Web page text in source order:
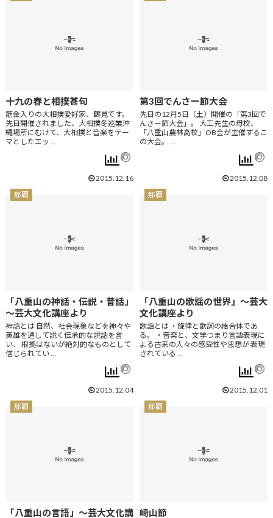
十九の春と相撲甚句
筋金入りの大相撲愛好家、鶴見です。
先日開催されました、大相撲冬巡業沖
縄場所にむけて、大相撲と音楽をテー
マとしたエッ …
2015.12.16
第3回でんさー節大会
先日の12月5日（土）開催の「第3回で
んさー節大会」。 大工先生の母校、
「八重山農林高校」OB会が主催するこ
の大会。 …
2015.12.08
那覇
「八重山の神話・伝説・昔話」
～芸大文化講座より
神話とは 自然、社会現象などを神々や
英雄を通して説く伝承的な説話を言
い、 根拠はないが絶対的なものとして
信じられてい …
2015.12.04
那覇
「八重山の歌謡の世界」～芸大
文化講座より
歌謡とは ・旋律と歌詞の結合体であ
る。 ・音楽と、文学つまり言語表現に
よる古来の人々の感受性や思想が 表現
されている …
2015.12.01
那覇
「八重山の言語」～芸大文化講
那覇
崎山節